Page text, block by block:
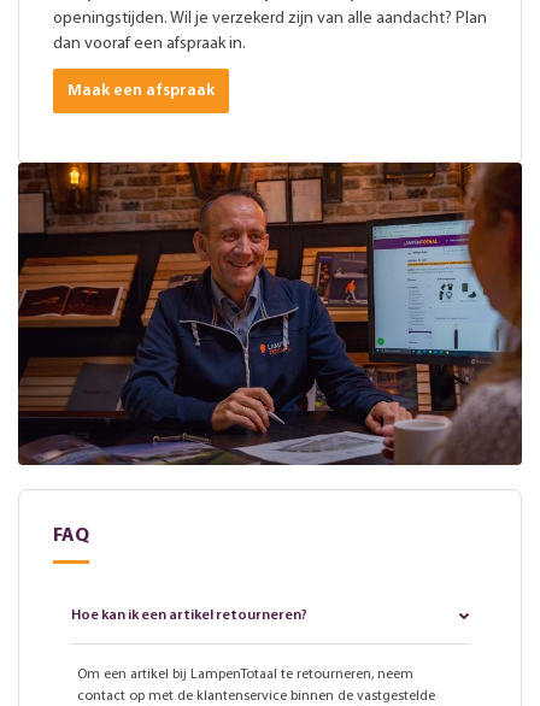
openingstijden. Wil je verzekerd zijn van alle aandacht? Plan
dan vooraf een afspraak in.
Maak een afspraak
FAQ
Hoe kan ik een artikel retourneren?
Om een artikel bij LampenTotaal te retourneren, neem
contact op met de klantenservice binnen de vastgestelde